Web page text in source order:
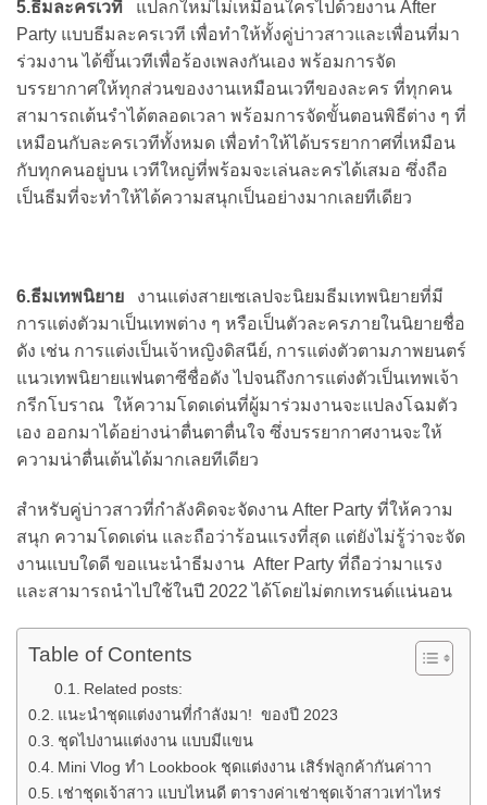
5.ธีมละครเวที แปลกใหม่ไม่เหมือนใครไปด้วยงาน After
Party แบบธีมละครเวที เพื่อทำให้ทั้งคู่บ่าวสาวและเพื่อนที่มา
ร่วมงาน ได้ขึ้นเวทีเพื่อร้องเพลงกันเอง พร้อมการจัด
บรรยากาศให้ทุกส่วนของงานเหมือนเวทีของละคร ที่ทุกคน
สามารถเต้นรำได้ตลอดเวลา พร้อมการจัดขั้นตอนพิธีต่าง ๆ ที่
เหมือนกับละครเวทีทั้งหมด เพื่อทำให้ได้บรรยากาศที่เหมือน
กับทุกคนอยู่บน เวทีใหญ่ที่พร้อมจะเล่นละครได้เสมอ ซึ่งถือ
เป็นธีมที่จะทำให้ได้ความสนุกเป็นอย่างมากเลยทีเดียว
6.ธีมเทพนิยาย งานแต่งสายเซเลปจะนิยมธีมเทพนิยายที่มี
การแต่งตัวมาเป็นเทพต่าง ๆ หรือเป็นตัวละครภายในนิยายชื่อ
ดัง เช่น การแต่งเป็นเจ้าหญิงดิสนีย์, การแต่งตัวตามภาพยนตร์
แนวเทพนิยายแฟนตาซีชื่อดัง ไปจนถึงการแต่งตัวเป็นเทพเจ้า
กรีกโบราณ ให้ความโดดเด่นที่ผู้มาร่วมงานจะแปลงโฉมตัว
เอง ออกมาได้อย่างน่าตื่นตาตื่นใจ ซึ่งบรรยากาศงานจะให้
ความน่าตื่นเต้นได้มากเลยทีเดียว
สำหรับคู่บ่าวสาวที่กำลังคิดจะจัดงาน After Party ที่ให้ความ
สนุก ความโดดเด่น และถือว่าร้อนแรงที่สุด แต่ยังไม่รู้ว่าจะจัด
งานแบบใดดี ขอแนะนำธีมงาน After Party ที่ถือว่ามาแรง
และสามารถนำไปใช้ในปี 2022 ได้โดยไม่ตกเทรนด์แน่นอน
Table of Contents
Related posts:
แนะนำชุดแต่งงานที่กำลังมา! ของปี 2023
ชุดไปงานแต่งงาน แบบมีแขน
Mini Vlog ทำ Lookbook ชุดแต่งงาน เสิร์ฟลูกค้ากันค่าาา
เช่าชุดเจ้าสาว แบบไหนดี ตารางค่าเช่าชุดเจ้าสาวเท่าไหร่